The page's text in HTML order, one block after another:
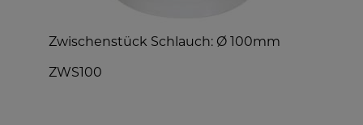
Zwischenstück Schlauch: Ø 100mm
ZWS100